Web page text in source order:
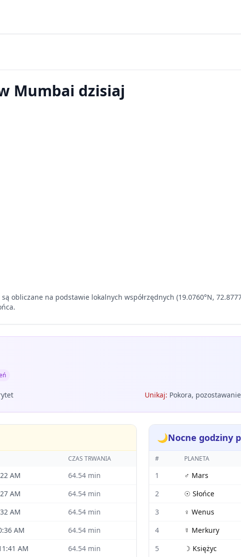
Mumbai dzisiaj
obliczane na podstawie lokalnych współrzędnych (19.0760°N,
Unikaj: Pokora,
CZAS TRWANIA
AM 64.54 min
AM 64.54 min
AM 64.54 min
AM 64.54 min
AM 64.54 min
🌙Nocne godziny
# PLANETA
1 ♂ Mars
2
☉ Słońce
3
♀ Wenus
4
☿ Merkury
5
☽ Księżyc